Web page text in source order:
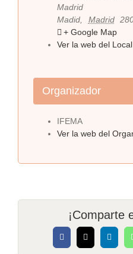
Madrid
Madid
Madrid
+ Google Map
Ver la web del Local
Organizador
IFEMA
Ver la web del
¡Comparte
Facebook
X